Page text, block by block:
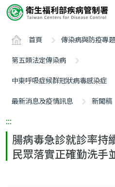
要
ALT+C
首頁 傳染病與防疫專題
第五類法定傳染病
中東呼吸症候群冠狀病毒感染症
最新消息及疫情訊息
新聞稿
:::
腸病毒急診就診率持
民眾落實正確勤洗手